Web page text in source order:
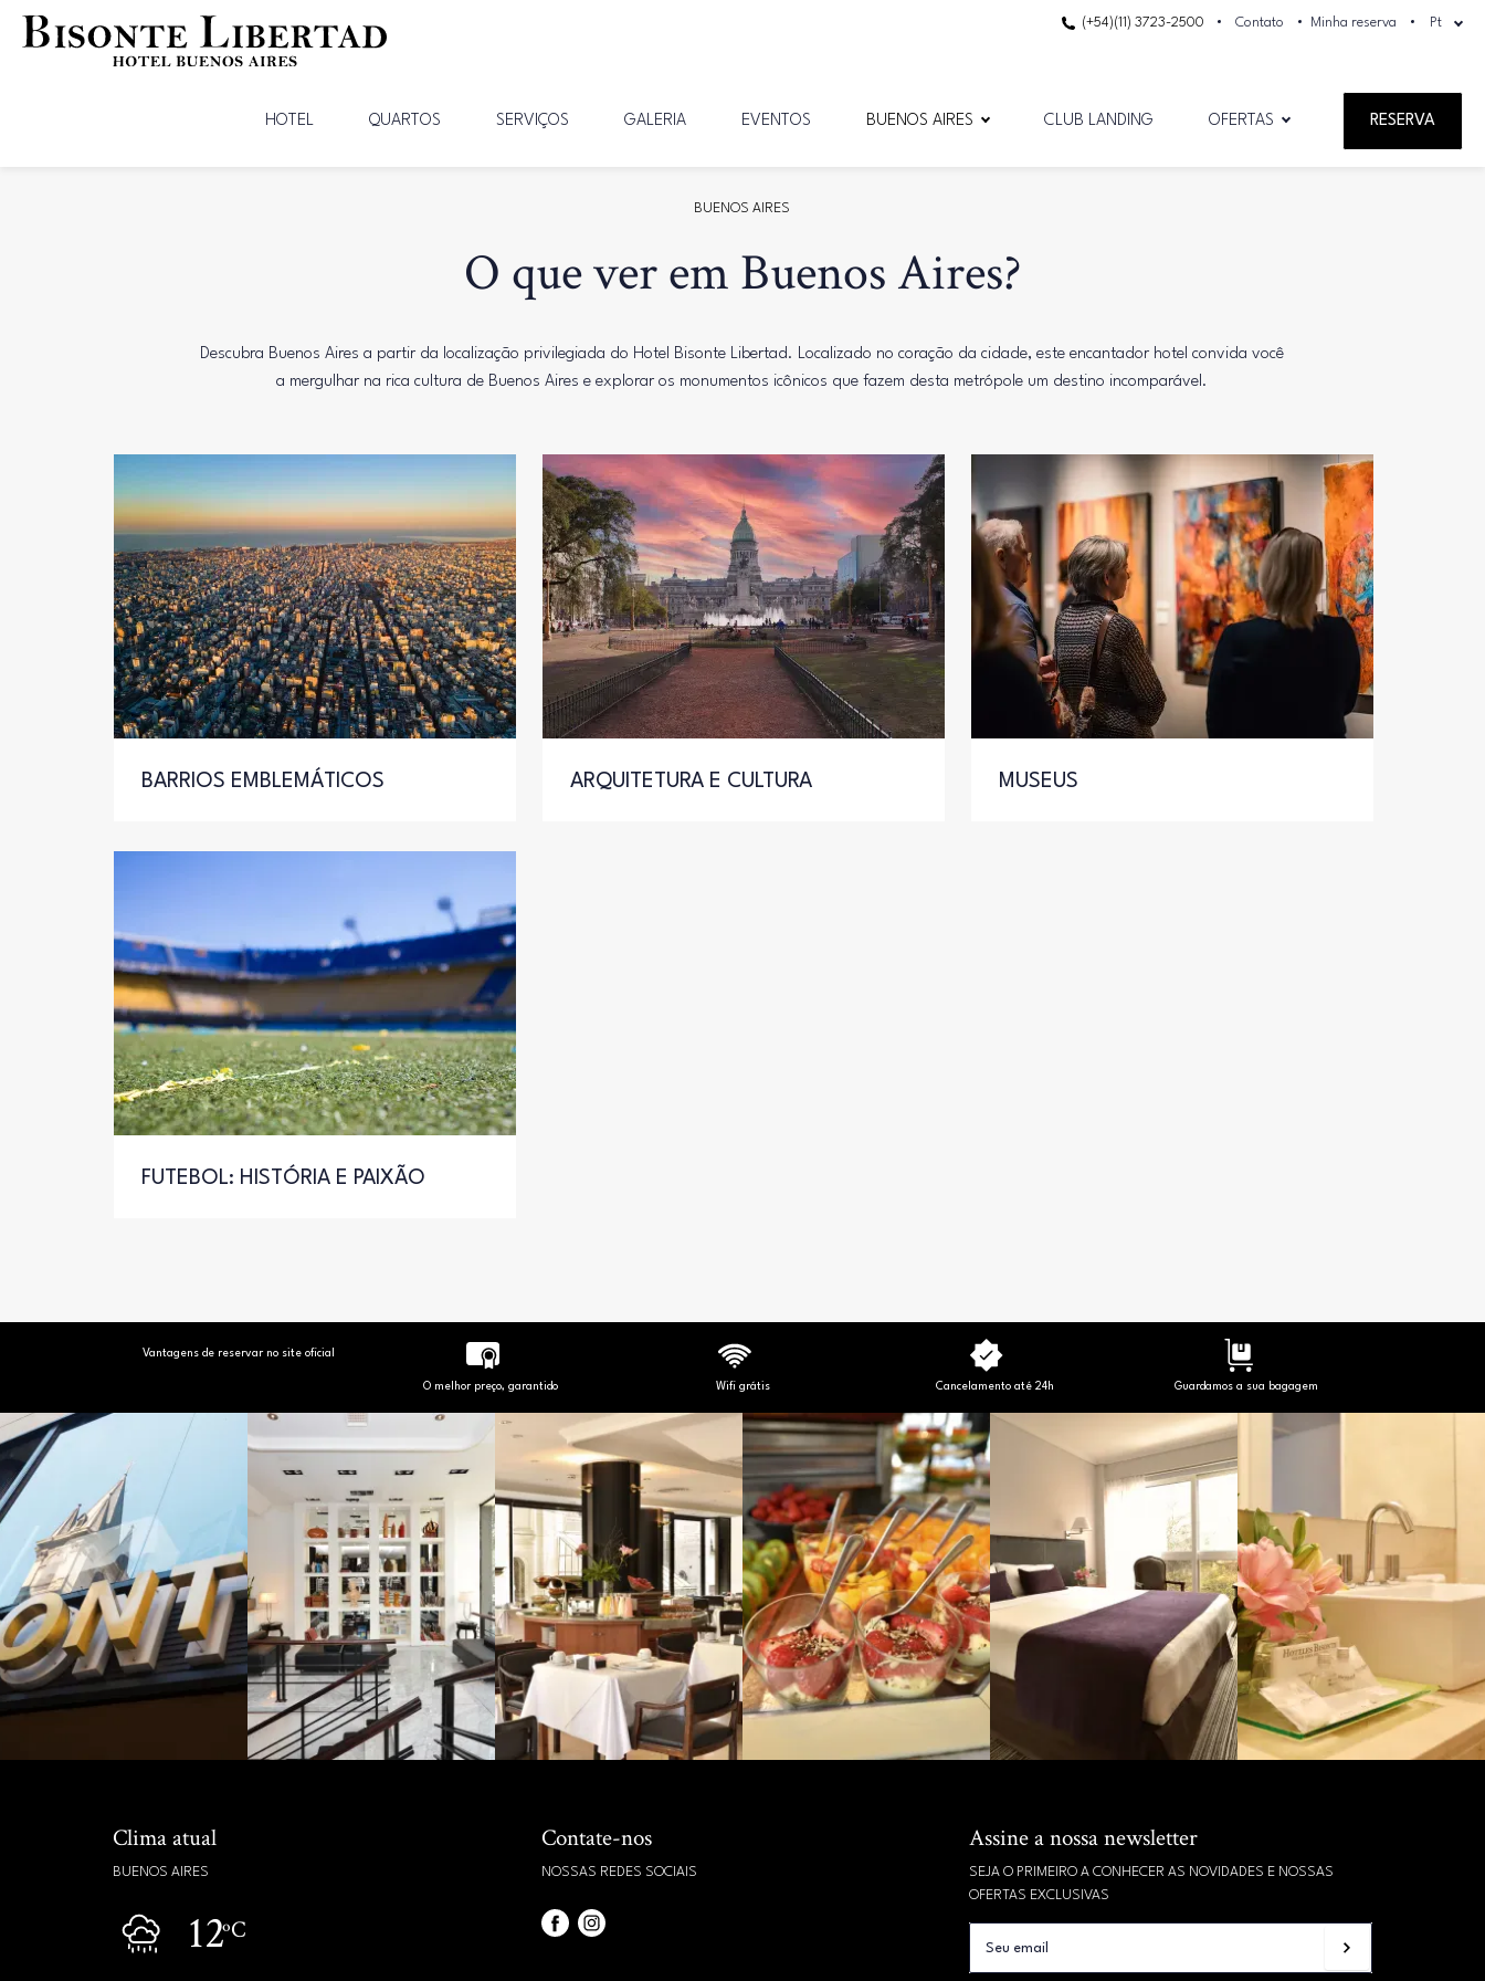
(+54)(11) 3723-2500 Contato Minha reserva Pt
HOTEL QUARTOS SERVIÇOS GALERIA EVENTOS BUENOS AIRES CLUB LANDING OFERTAS RESERVA
BUENOS AIRES
O que ver em Buenos Aires?
Descubra Buenos Aires a partir da localização privilegiada do Hotel Bisonte Libertad. Localizado no coração da cidade, este encantador hotel convida você
a mergulhar na rica cultura de Buenos Aires e explorar os monumentos icônicos que fazem desta metrópole um destino incomparável.
BARRIOS EMBLEMÁTICOS ARQUITETURA E CULTURA MUSEUS
FUTEBOL: HISTÓRIA E PAIXÃO
Vantagens de reservar no site oficial
O melhor preço, garantido Wifi grátis Cancelamento até 24h Guardamos a sua bagagem
Clima atual
BUENOS AIRES
12ºC
Contate-nos
NOSSAS REDES SOCIAIS
Assine a nossa newsletter
SEJA O PRIMEIRO A CONHECER AS NOVIDADES E NOSSAS
OFERTAS EXCLUSIVAS